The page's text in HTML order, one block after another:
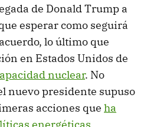
de Donald Trump a
esperar como seguirá
lo último que
en Estados Unidos de
nuclear. No
nuevo presidente supuso
acciones que ha